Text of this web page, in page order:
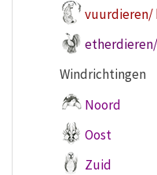
vuurdieren/
Windrichtingen
Noord
Oost
Zuid